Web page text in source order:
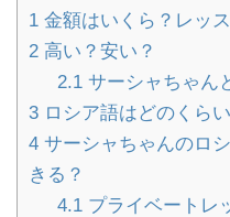
1 金額はいくら？レッ
2 高い？安い？
2.1サーシャちゃん
3 ロシア語はどのくら
4 サーシャちゃんのロ
きる？
4.1プライベートレ